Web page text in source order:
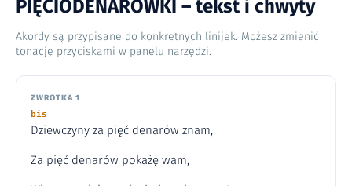
PIĘCIODENARÓWKI – tekst i chwyty
Akordy są przypisane do konkretnych linijek. Możesz zmienić
tonację przyciskami w panelu narzędzi.
ZWROTKA 1
bis
Dziewczyny za pięć denarów znam,
Za pięć denarów pokażę wam,